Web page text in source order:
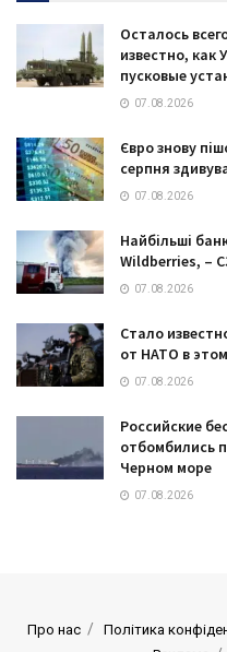
Осталось
известно, как
пусковые
07.08.2026
Євро знову
серпня
07.08.2026
Найбільші
Wildberries, –
07.08.2026
Стало
от НАТО в
07.08.2026
Российские
отбомбились
Черном море
07.08.2026
Про нас Політика